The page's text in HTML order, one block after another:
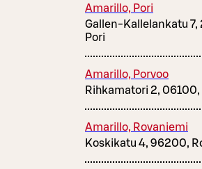
Amarillo, Pori
Gallen-Kallelankatu 7,
Pori
Amarillo, Porvoo
Rihkamatori 2, 06100,
Amarillo, Rovaniemi
Koskikatu 4, 96200,